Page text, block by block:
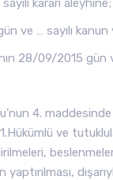
kararı aleyhine;
ve … sayılı
28/09/2015
4.
ve